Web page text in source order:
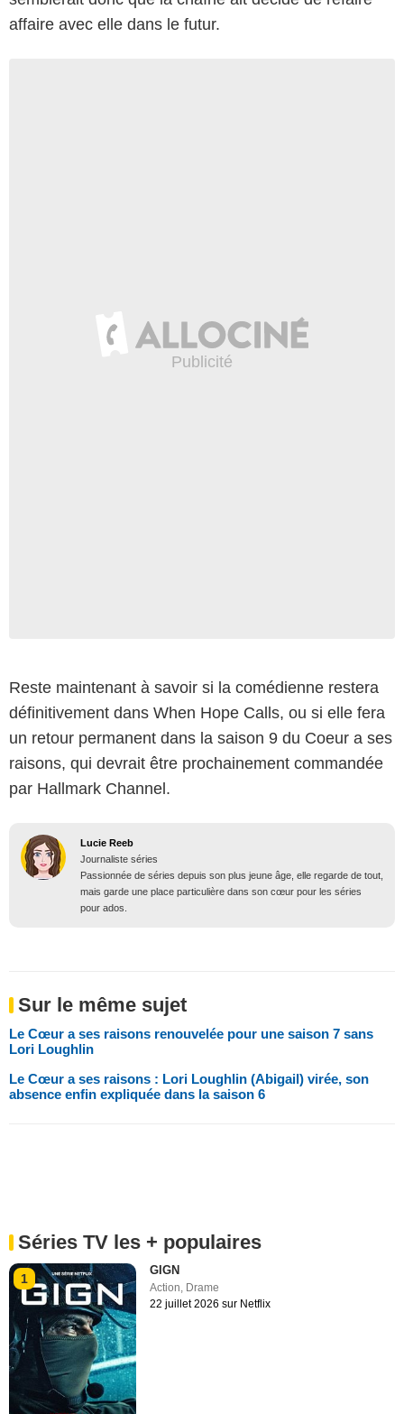
affaire avec elle dans le futur.
Reste maintenant à savoir si la comédienne restera
définitivement dans When Hope Calls, ou si elle fera
un retour permanent dans la saison 9 du Coeur a ses
raisons, qui devrait être prochainement commandée
par Hallmark Channel.
Lucie Reeb
Journaliste séries
Passionnée de séries depuis son plus jeune âge, elle regarde de tout,
mais garde une place particulière dans son cœur pour les séries
pour ados.
Sur le même sujet
Le Cœur a ses raisons renouvelée pour une saison 7 sans
Lori Loughlin
Le Cœur a ses raisons : Lori Loughlin (Abigail) virée, son
absence enfin expliquée dans la saison 6
Séries TV les + populaires
1
GIGN
Action Drame
22 juillet 2026 sur Netflix